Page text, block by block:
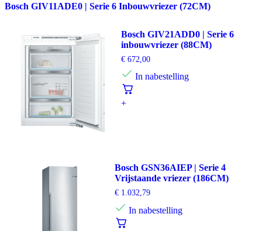
Bosch GIV11ADE0 | Serie 6 Inbouwvriezer (72CM)
Bosch GIV21ADD0 | Serie 6
inbouwvriezer (88CM)
€672,00
In nabestelling
+
Bosch GSN36AIEP | Serie 4
Vrijstaande vriezer (186CM)
€ 1.032,79
In nabestelling